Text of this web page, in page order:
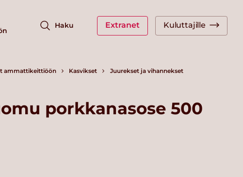
Haku Extranet Kuluttajille
ammattikeittiöön Kasvikset Juurekset ja vihannekset
porkkanasose 500